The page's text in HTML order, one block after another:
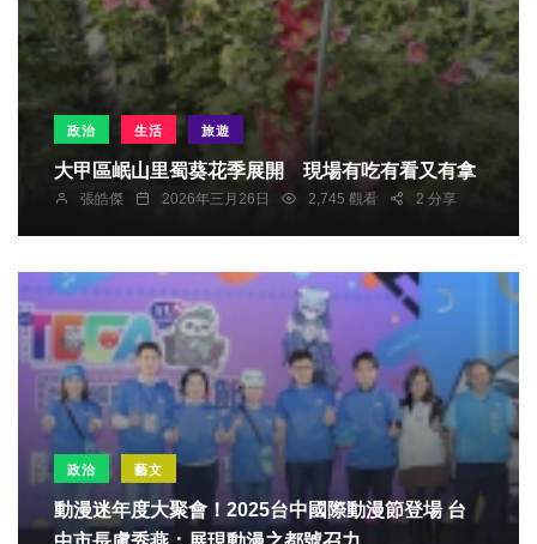
政治 生活 旅遊
大甲區岷山里蜀葵花季展開 現場有吃有看又有拿
張皓傑 2026年三月26日 2,745 觀看 2 分享
政治 藝文
動漫迷年度大聚會！2025台中國際動漫節登場 台